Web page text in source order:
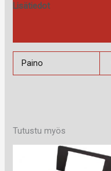
Lisätiedot
Paino
Tutustu myös